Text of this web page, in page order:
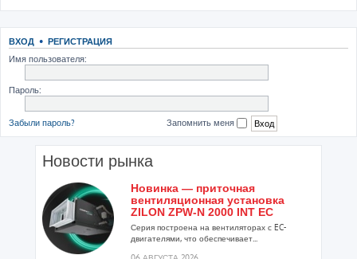
ВХОД • РЕГИСТРАЦИЯ
Имя пользователя:
Пароль:
Забыли пароль? Запомнить меня
Новости рынка
Новинка — приточная
вентиляционная установка
ZILON ZPW-N 2000 INT EC
Серия построена на вентиляторах с EC-
двигателями, что обеспечивает...